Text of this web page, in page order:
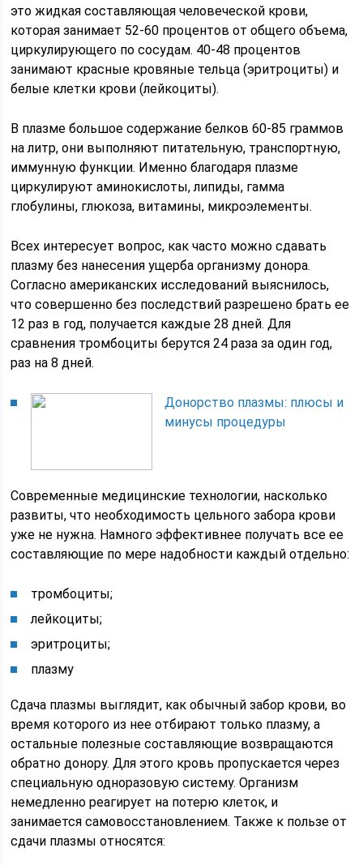
это жидкая составляющая человеческой крови,
которая занимает 52-60 процентов от общего объема,
циркулирующего по сосудам. 40-48 процентов
занимают красные кровяные тельца (эритроциты) и
белые клетки крови (лейкоциты).
В плазме большое содержание белков 60-85 граммов
на литр, они выполняют питательную, транспортную,
иммунную функции. Именно благодаря плазме
циркулируют аминокислоты, липиды, гамма
глобулины, глюкоза, витамины, микроэлементы.
Всех интересует вопрос, как часто можно сдавать
плазму без нанесения ущерба организму донора.
Согласно американских исследований выяснилось,
что совершенно без последствий разрешено брать ее
12 раз в год, получается каждые 28 дней. Для
сравнения тромбоциты берутся 24 раза за один год,
раз на 8 дней.
Донорство плазмы: плюсы и
минусы процедуры
Современные медицинские технологии, насколько
развиты, что необходимость цельного забора крови
уже не нужна. Намного эффективнее получать все ее
составляющие по мере надобности каждый отдельно:
тромбоциты;
лейкоциты;
эритроциты;
плазму
Сдача плазмы выглядит, как обычный забор крови, во
время которого из нее отбирают только плазму, а
остальные полезные составляющие возвращаются
обратно донору. Для этого кровь пропускается через
специальную одноразовую систему. Организм
немедленно реагирует на потерю клеток, и
занимается самовосстановлением. Также к пользе от
сдачи плазмы относятся: